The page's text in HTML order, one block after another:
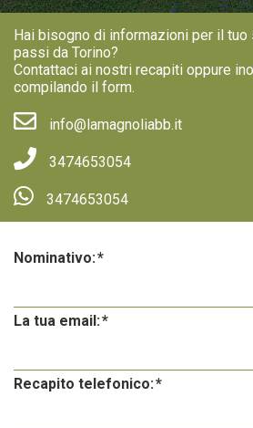
Hai bisogno di informazioni per il tuo
passi da Torino?
Contattaci ai nostri recapiti oppure
compilando il form.
info@lamagnoliabb.it
3474653054
3474653054
Nominativo:
La tua email:
Recapito telefonico: